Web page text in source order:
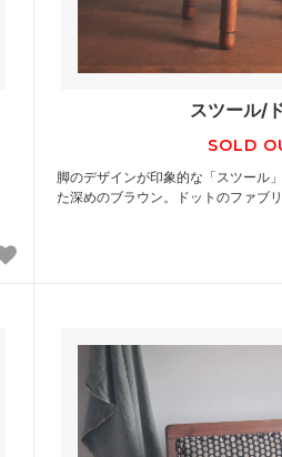
スツール/
SOLD
脚のデザインが印象的な「スツール
た深めのブラウン。ドットのファブ